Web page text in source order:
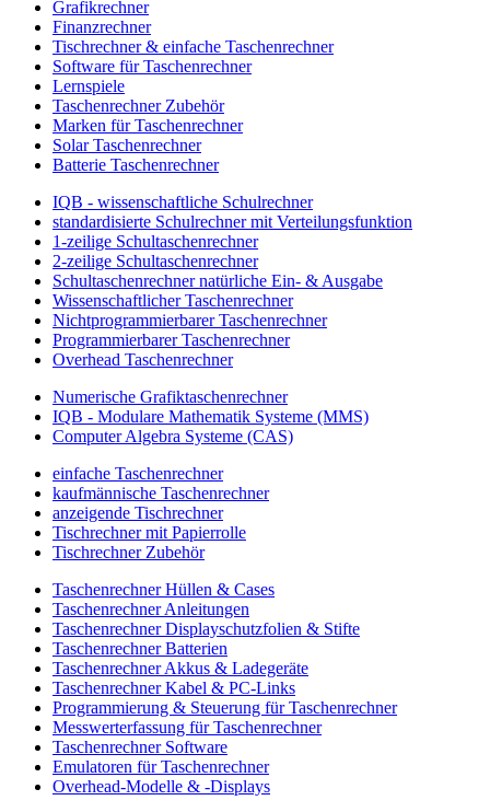
Grafikrechner
Finanzrechner
Tischrechner & einfache Taschenrechner
Software für Taschenrechner
Lernspiele
Taschenrechner Zubehör
Marken für Taschenrechner
Solar Taschenrechner
Batterie Taschenrechner
IQB - wissenschaftliche Schulrechner
standardisierte Schulrechner mit Verteilungsfunktion
1-zeilige Schultaschenrechner
2-zeilige Schultaschenrechner
Schultaschenrechner natürliche Ein- & Ausgabe
Wissenschaftlicher Taschenrechner
Nichtprogrammierbarer Taschenrechner
Programmierbarer Taschenrechner
Overhead Taschenrechner
Numerische Grafiktaschenrechner
IQB - Modulare Mathematik Systeme (MMS)
Computer Algebra Systeme (CAS)
einfache Taschenrechner
kaufmännische Taschenrechner
anzeigende Tischrechner
Tischrechner mit Papierrolle
Tischrechner Zubehör
Taschenrechner Hüllen & Cases
Taschenrechner Anleitungen
Taschenrechner Displayschutzfolien & Stifte
Taschenrechner Batterien
Taschenrechner Akkus & Ladegeräte
Taschenrechner Kabel & PC-Links
Programmierung & Steuerung für Taschenrechner
Messwerterfassung für Taschenrechner
Taschenrechner Software
Emulatoren für Taschenrechner
Overhead-Modelle & -Displays